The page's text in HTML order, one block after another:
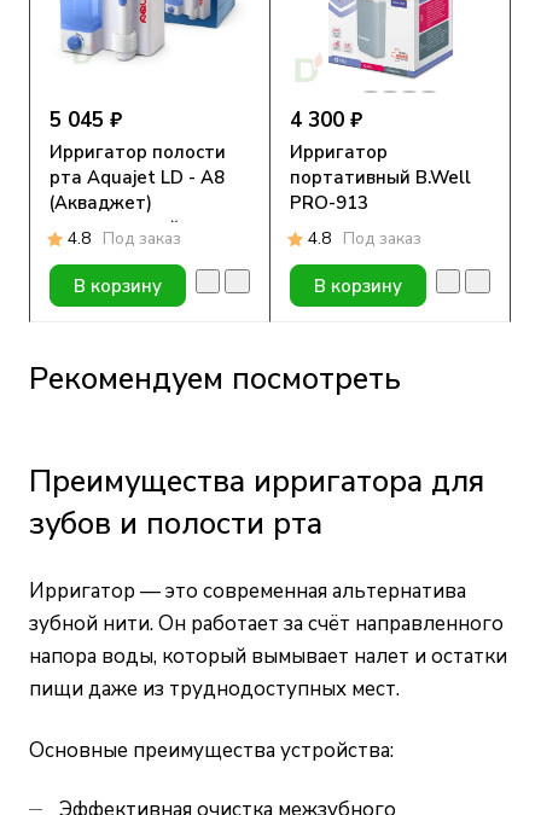
5 045 ₽
Ирригатор полости
рта Aquajet LD - A8
(Акваджет)
стационарный
4.8 Под заказ
В корзину
4 300 ₽
Ирригатор
портативный B.Well
PRO-913
4.8 Под заказ
В корзину
Рекомендуем посмотреть
Преимущества ирригатора для
зубов и полости рта
Ирригатор — это современная альтернатива
зубной нити. Он работает за счёт направленного
напора воды, который вымывает налет и остатки
пищи даже из труднодоступных мест.
Основные преимущества устройства: